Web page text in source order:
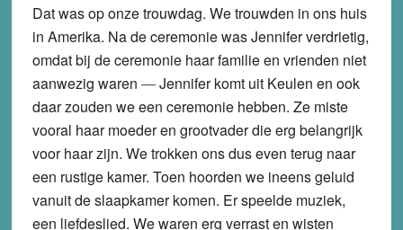
Dat was op onze trouwdag. We trouwden in ons huis
in Amerika. Na de ceremonie was Jennifer verdrietig,
omdat bij de ceremonie haar familie en vrienden niet
aanwezig waren —Jennifer komt uit Keulen en ook
daar zouden we een ceremonie hebben. Ze miste
vooral haar moeder en grootvader die erg belangrijk
voor haar zijn. We trokken ons dus even terug naar
een rustige kamer. Toen hoorden we ineens geluid
vanuit de slaapkamer komen. Er speelde muziek,
een liefdeslied. We waren erg verrast en wisten